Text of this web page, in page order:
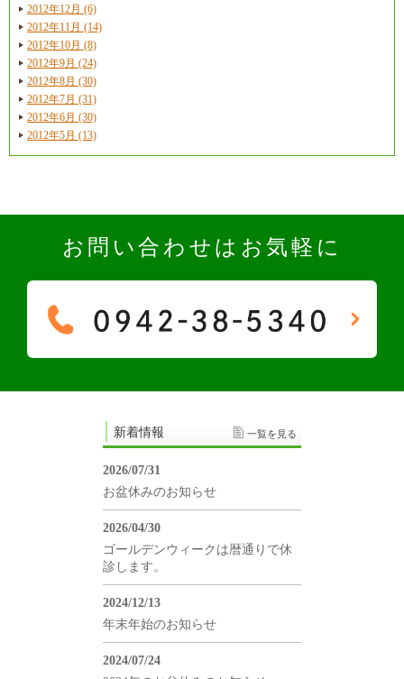
2012年12月 (6)
2012年11月 (14)
2012年10月 (8)
2012年9月 (24)
2012年8月 (30)
2012年7月 (31)
2012年6月 (30)
2012年5月 (13)
お問い合わせはお気軽に
新着情報 一覧を見る
2026/07/31
お盆休みのお知らせ
2026/04/30
ゴールデンウィークは暦通りで休
診します。
2024/12/13
年末年始のお知らせ
2024/07/24